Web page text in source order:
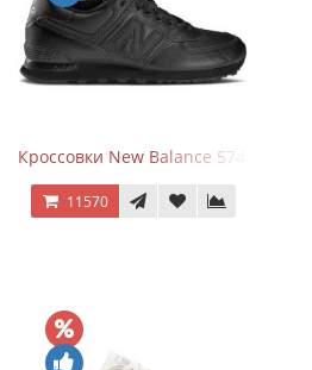
Кроссовки New Balance 574 Triple
11570